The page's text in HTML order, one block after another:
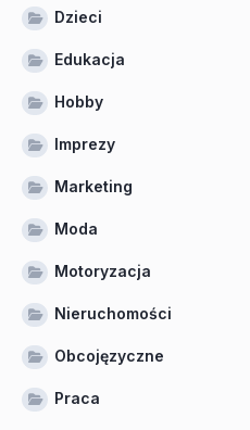
Dzieci
Edukacja
Hobby
Imprezy
Marketing
Moda
Motoryzacja
Nieruchomości
Obcojęzyczne
Praca